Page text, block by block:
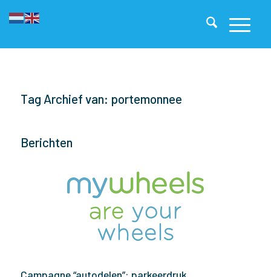
Tag Archief van: portemonnee
Berichten